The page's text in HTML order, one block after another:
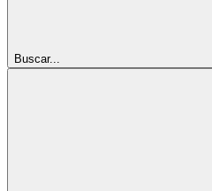
Buscar...